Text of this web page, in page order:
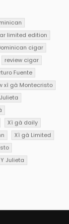
limited edition
cigar
review cigar
Fuente
xì gà Montecristo
Xì gà daily
Xì gà Limited
Julieta